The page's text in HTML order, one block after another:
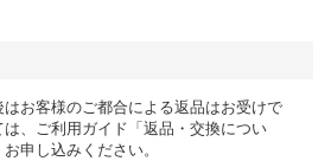
はお客様のご都合による返品はお受けで
、ご利用ガイド「返品・交換につい
申し込みください。